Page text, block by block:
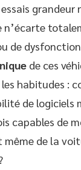
grandeur
n’écarte
de
de ces
habitudes :
de logiciels
capables de
de la